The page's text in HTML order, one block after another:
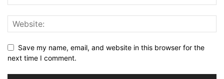
Save my name, email, and website in this browser for the
next time I comment.